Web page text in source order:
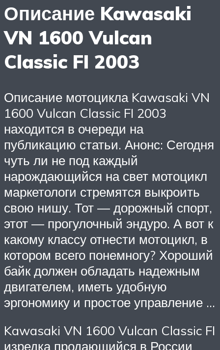
Описание Kawasaki
VN 1600 Vulcan
Classic FI 2003
Описание мотоцикла Kawasaki VN
1600 Vulcan Classic FI 2003
находится в очереди на
публикацию статьи. Анонс: Сегодня
чуть ли не под каждый
нарождающийся на свет мотоцикл
маркетологи стремятся выкроить
свою нишу. Тот — дорожный спорт,
этот — прогулочный эндуро. А вот к
какому классу отнести мотоцикл, в
котором всего понемногу? Хороший
байк должен обладать надежным
двигателем, иметь удобную
эргономику и простое управление …
Kawasaki VN 1600 Vulcan Classic FI
изредка продающийся в России